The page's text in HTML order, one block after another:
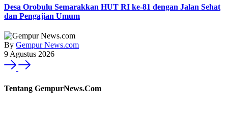
‎Desa Orobulu Semarakkan HUT RI ke-81 dengan Jalan Sehat
dan Pengajian Umum
By Gempur News.com
9 Agustus 2026
Tentang GempurNews.Com